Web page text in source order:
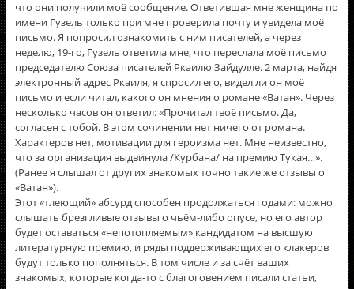
что они получили моё сообщение. Ответившая мне женщина по
имени Гузель только при мне проверила почту и увидела моё
письмо. Я попросил ознакомить с ним писателей, а через
неделю, 19-го, Гузель ответила мне, что переслала моё письмо
председателю Союза писателей Ркаилю Зайдулле. 2 марта, найдя
электронный адрес Ркаиля, я спросил его, видел ли он моё
письмо и если читал, какого он мнения о романе «Ватан». Через
несколько часов он ответил: «Прочитал твоё письмо. Да,
согласен с тобой. В этом сочинении нет ничего от романа.
Характеров нет, мотивации для героизма нет. Мне неизвестно,
что за организация выдвинула /Курбана/ на премию Тукая…».
(Ранее я слышал от других знакомых точно такие же отзывы о
«Ватан»).
Этот «тлеющий» абсурд способен продолжаться годами: можно
слышать брезгливые отзывы о чьём-либо опусе, но его автор
будет оставаться «непотопляемым» кандидатом на высшую
литературную премию, и ряды поддерживающих его клакеров
будут только пополняться. В том числе и за счёт ваших
знакомых, которые когда-то с благоговением писали статьи,